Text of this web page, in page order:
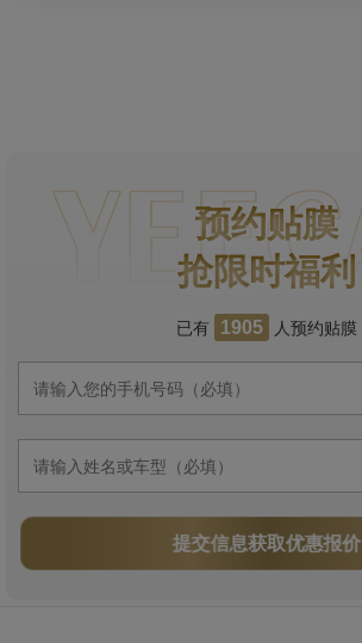
预约贴膜
抢限时福利
已有 1905 人预约贴膜
提交信息获取优惠报价